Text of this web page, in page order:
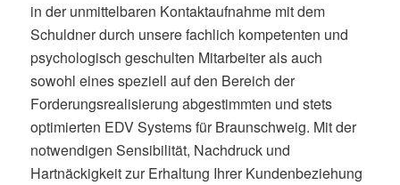
in der unmittelbaren Kontaktaufnahme mit dem
Schuldner durch unsere fachlich kompetenten und
psychologisch geschulten Mitarbeiter als auch
sowohl eines speziell auf den Bereich der
Forderungsrealisierung abgestimmten und stets
optimierten EDV Systems für Braunschweig. Mit der
notwendigen Sensibilität, Nachdruck und
Hartnäckigkeit zur Erhaltung Ihrer Kundenbeziehung